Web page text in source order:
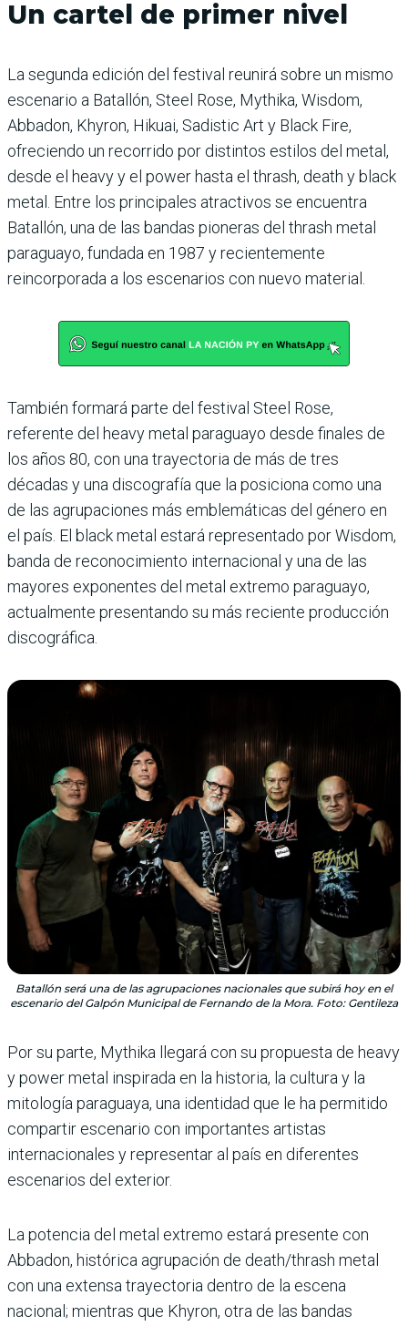
Un cartel de primer nivel
La segunda edición del festival reunirá sobre un mismo
escenario a Batallón, Steel Rose, Mythika, Wisdom,
Abbadon, Khyron, Hikuai, Sadistic Art y Black Fire,
ofreciendo un recorrido por distintos estilos del metal,
desde el heavy y el power hasta el thrash, death y black
metal. Entre los principales atractivos se encuentra
Batallón, una de las bandas pioneras del thrash metal
paraguayo, fundada en 1987 y recientemente
reincorporada a los escenarios con nuevo material.
También formará parte del festival Steel Rose,
referente del heavy metal paraguayo desde finales de
los años 80, con una trayectoria de más de tres
décadas y una discografía que la posiciona como una
de las agrupaciones más emblemáticas del género en
el país. El black metal estará representado por Wisdom,
banda de reconocimiento internacional y una de las
mayores exponentes del metal extremo paraguayo,
actualmente presentando su más reciente producción
discográfica.
Batallón será una de las agrupaciones nacionales que subirá hoy en el
escenario del Galpón Municipal de Fernando de la Mora. Foto: Gentileza
Por su parte, Mythika llegará con su propuesta de heavy
y power metal inspirada en la historia, la cultura y la
mitología paraguaya, una identidad que le ha permitido
compartir escenario con importantes artistas
internacionales y representar al país en diferentes
escenarios del exterior.
La potencia del metal extremo estará presente con
Abbadon, histórica agrupación de death/thrash metal
con una extensa trayectoria dentro de la escena
nacional; mientras que Khyron, otra de las bandas